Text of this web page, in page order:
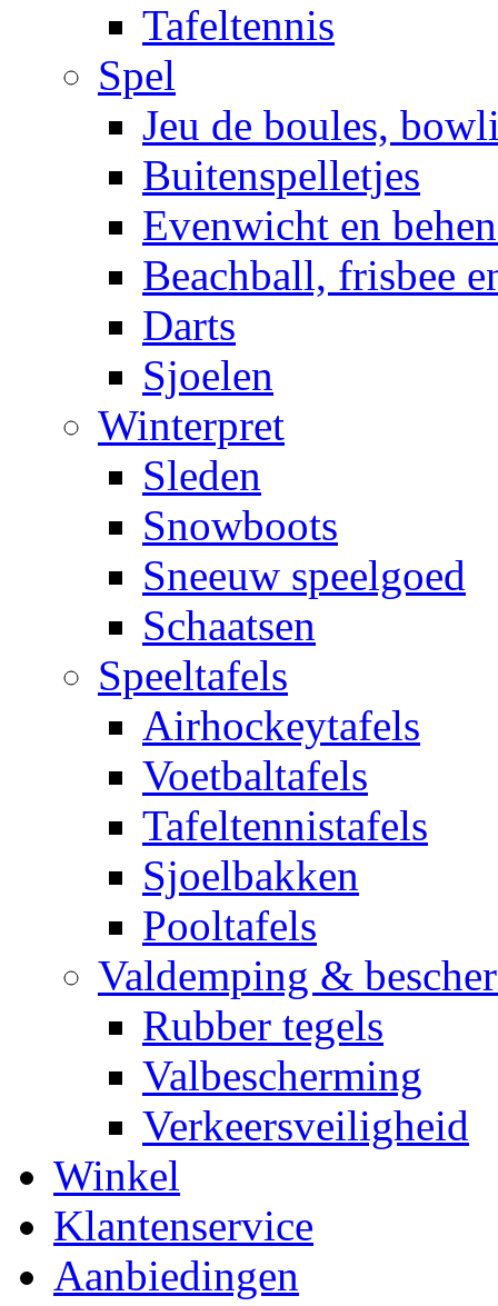
Tafeltennis
Spel
Jeu de boules,
Buitenspelletjes
Evenwicht en
Beachball, frisbee
Darts
Sjoelen
Winterpret
Sleden
Snowboots
Sneeuw speelgoed
Schaatsen
Speeltafels
Airhockeytafels
Voetbaltafels
Tafeltennistafels
Sjoelbakken
Pooltafels
Valdemping &
Rubber tegels
Valbescherming
Verkeersveiligheid
Winkel
Klantenservice
Aanbiedingen